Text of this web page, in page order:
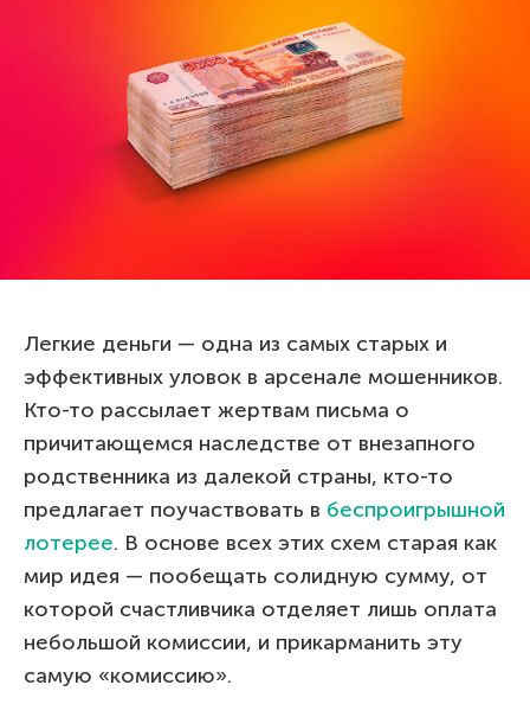
Легкие деньги — одна из самых старых и
эффективных уловок в арсенале мошенников.
Кто-то рассылает жертвам письма о
причитающемся наследстве от внезапного
родственника из далекой страны, кто-то
предлагает поучаствовать в беспроигрышной
лотерее. В основе всех этих схем старая как
мир идея — пообещать солидную сумму, от
которой счастливчика отделяет лишь оплата
небольшой комиссии, и прикарманить эту
самую «комиссию».